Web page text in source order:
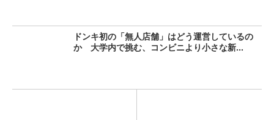
ドンキ初の「無人店舗」はどう運営しているの
か 大学内で挑む、コンビニより小さな新...